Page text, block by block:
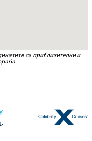
са приблизителни и